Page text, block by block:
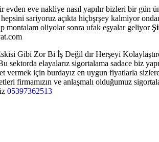
eve nakliye nasıl yapılır bizleri bir gün
sariyoruz açıkta hiçbşrşey kalmiyor
montalam oliyolar sonra ufak eşyalar geliyor
Gibi Zor Bi İş Değil dır Herşeyi
sektorda elayalarız sigortalama sadace biz
için burdayız en uygun fiyatlarla sizlere
firmamızın ve anlaşmalı olduğumuz
05397362513